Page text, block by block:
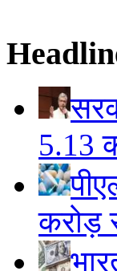
5.13
करोड़